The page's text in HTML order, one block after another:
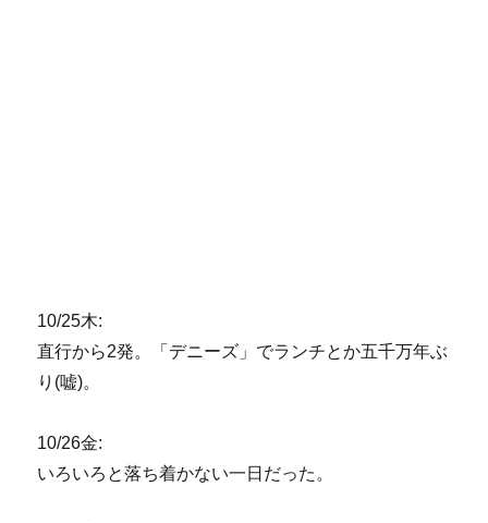
10/25木:
直行から2発。「デニーズ」でランチとか五千万年ぶ
り(嘘)。
10/26金:
いろいろと落ち着かない一日だった。